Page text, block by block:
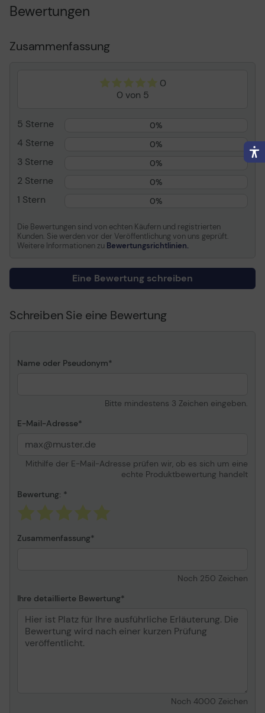
Tiefe x Höhe)
Farbe
Schnellladetechnologie
Power Delivery
20 Watt
Allgemein
Produkttyp
Netzteil
Breite
2.33 cm
Tiefe
8.047 cm
Höhe
4.034 cm
Farbe
Weiß
Eingangsanschlüsse
Strom Typ C
Ausgabeanschlussstellen
24 pin USB-C
Merkmale
Bewertungen
Zusammenfassung
0
0 von 5
5 Sterne 0%
4 Sterne 0%
3 Sterne 0%
2 Sterne 0%
1 Stern 0%
Die Bewertungen sind von echten Käufern und registrierten
Kunden. Sie werden vor der Veröffentlichung von uns geprüft.
Weitere Informationen zu Bewertungsrichtlinien.
Eine Bewertung schreiben
Schreiben Sie eine Bewertung
Name oder Pseudonym
Bitte mindestens 3 Zeichen eingeben.
E-Mail-Adresse
Mithilfe der E-Mail-Adresse prüfen wir, ob es sich um eine
echte Produktbewertung handelt
Bewertung:
Zusammenfassung
Noch 250 Zeichen
Ihre detaillierte Bewertung
Noch 4000 Zeichen